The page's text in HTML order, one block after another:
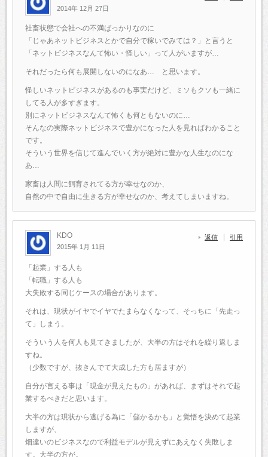
2014年 12月 27日
社畜状態で会社への不満ばっかりなのに
「じゃあネットビジネスとかで自分で稼いでみては？」と言うと
「ネットビジネスなんて怖い・怪しい」って人がいますが…
それだったら何も展開しないのになあ… と思います。
怪しいネットビジネスがあるのも事実だけど、ミソもクソも一緒に
してる人が多すぎます。
別にネットビジネスなんて怖くも何ともないのに…
そんなの実際ネットビジネスで豊かになった人を見ればわかること
です。
そういう世界を信じて進んでいく方が絶対に豊かな人生なのにな
あ…
家畜は人間に飼育されてる方が幸せなのか、
自然の中で自由に生きる方が幸せなのか、考えてしまいますね。
KDO
2015年 1月 11日
返信 引用
「起業」する人も
「転職」する人も
大失敗する同じケースの場合があります。
それは、現状がイヤでイヤでたまらなくなって、そっちに「先走っ
て」しまう。
そういう人を何人も見てきましたが、大半の方はそれを繰り返しま
すね。
（少数ですが、抜きんでて大成した方も居ますが）
自分が言える事は「現金が見えたもの」があれば、まずはそれで起
業するべきだと思います。
大半の方は現状から逃げる為に「儲かるかも」と覚悟を決めて起業
しますが、
畑違いのビジネスなので利益モデルが見えずにあえなく失敗しま
す。大半の方が。